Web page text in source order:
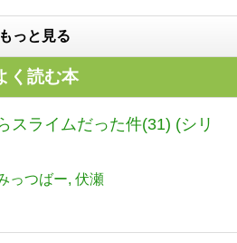
もっと見る
く読む本
スライムだった件(31) (シリ
っつばー 伏瀬